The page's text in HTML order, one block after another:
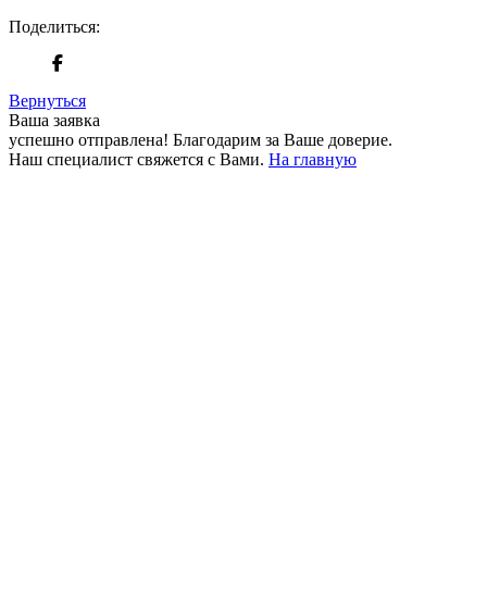
Поделиться:
Вернуться
Ваша заявка
успешно отправлена! Благодарим за Ваше доверие.
Наш специалист свяжется с Вами. На главную